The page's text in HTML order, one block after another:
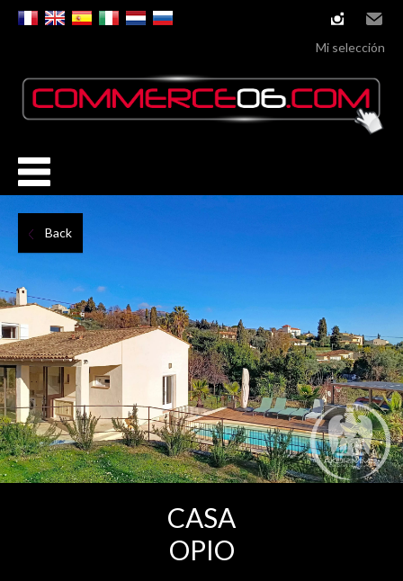
instagram
Email
Mi selección
Back
CASA
OPIO